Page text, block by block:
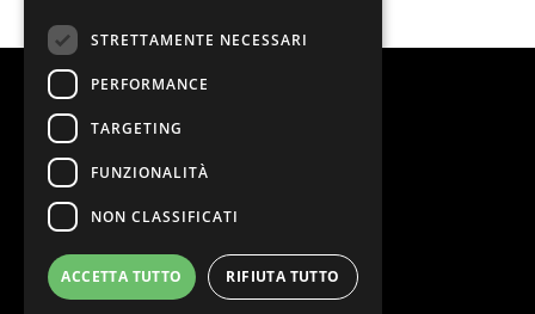
@2026 Teatro Nazionale
STRETTAMENTE NECESSARI
PERFORMANCE
TARGETING
FUNZIONALITÀ
NON CLASSIFICATI
ACCETTA TUTTO RIFIUTA TUTTO